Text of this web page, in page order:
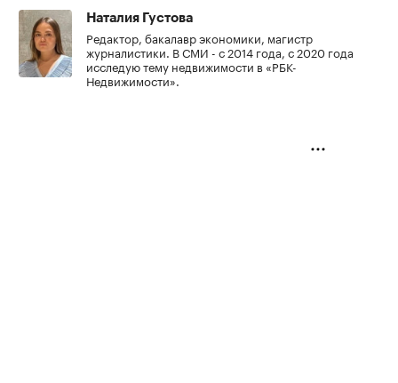
Наталия Густова
Редактор, бакалавр экономики, магистр
журналистики. В СМИ - с 2014 года, с 2020 года
исследую тему недвижимости в «РБК-
Недвижимости».